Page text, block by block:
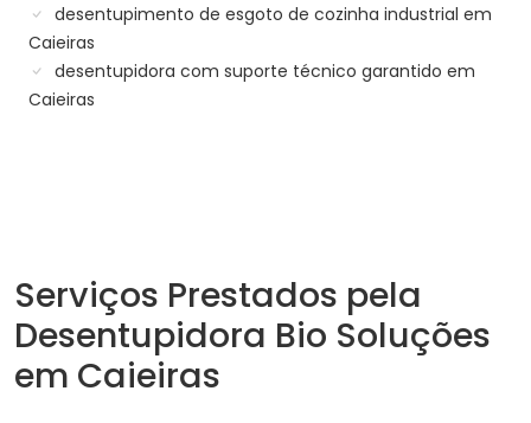
desentupimento de esgoto de cozinha industrial em
Caieiras
desentupidora com suporte técnico garantido em
Caieiras
Serviços Prestados pela
Desentupidora Bio Soluções
em Caieiras